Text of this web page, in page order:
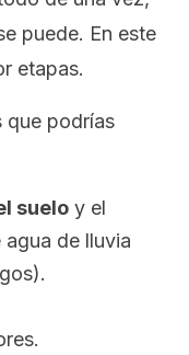
puede. En este
etapas.
que podrías
suelo y el
de lluvia